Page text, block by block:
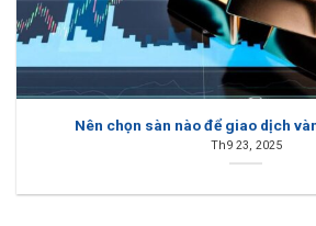
Nên chọn sàn nào để giao dịch
Th9 23, 2025